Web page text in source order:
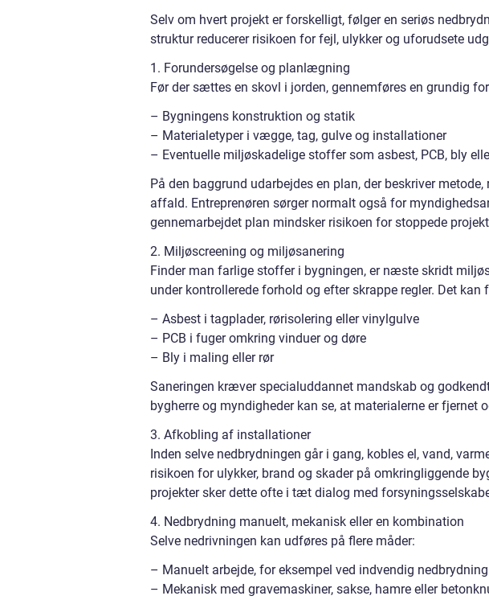
Selv om hvert projekt er forskelligt, følger en seriøs
struktur reducerer risikoen for fejl, ulykker og uforudsete
1. Forundersøgelse og planlægning
Før der sættes en skovl i jorden, gennemføres en grundig
– Bygningens konstruktion og statik
– Materialetyper i vægge, tag, gulve og installationer
– Eventuelle miljøskadelige stoffer som asbest, PCB, bly
På den baggrund udarbejdes en plan, der beskriver
affald. Entreprenøren sørger normalt også for
gennemarbejdet plan mindsker risikoen for stoppede
2. Miljøscreening og miljøsanering
Finder man farlige stoffer i bygningen, er næste skridt
under kontrollerede forhold og efter skrappe regler. Det kan
– Asbest i tagplader, rørisolering eller vinylgulve
– PCB i fuger omkring vinduer og døre
– Bly i maling eller rør
Saneringen kræver specialuddannet mandskab og
bygherre og myndigheder kan se, at materialerne er fjernet
3. Afkobling af installationer
Inden selve nedbrydningen går i gang, kobles el, vand,
risikoen for ulykker, brand og skader på omkringliggende
projekter sker dette ofte i tæt dialog med
4. Nedbrydning manuelt, mekanisk eller en kombination
Selve nedrivningen kan udføres på flere måder:
– Manuelt arbejde, for eksempel ved indvendig
– Mekanisk med gravemaskiner, sakse, hamre eller